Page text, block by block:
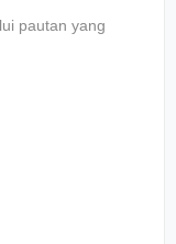
pautan yang